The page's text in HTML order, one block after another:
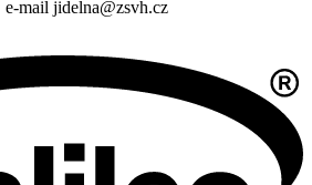
e-mail jidelna@zsvh.cz